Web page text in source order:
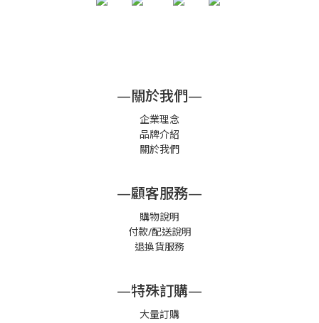
—關於我們—
企業理念
品牌介紹
關於我們
—顧客服務—
購物說明
付款/配送說明
退換貨服務
—特殊訂購—
大量訂購